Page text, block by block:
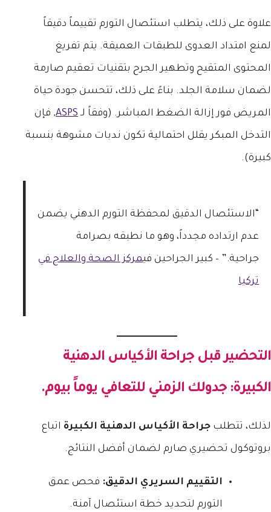
علاوة على ذلك، يتطلب استئصال التورم تقييماً دقيقاً
لمنع امتداد العدوى للطبقات العميقة. يتم تفريغ
المحتوى المتقيح وتطهير الجرح بتقنيات تعقيم صارمة
لضمان سلامة الجلد. بناءً على ذلك، تتحسن جودة حياة
المريض فور إزالة الضغط المباشر. (وفقاً لـ ASPS, فإن
التدخل المبكر يقلل احتمالية تكون ندبات مشوهة بنسبة
كبيرة).
“الاستئصال الدقيق لمحفظة التورم الدهني يضمن
عدم ارتداده مجدداً، وهو ما نطبقه بصرامة
جراحية.” – كبير الجراحين فيمركز الصحة والعلاج في
تركيا
التحضير قبل جراحة الأكياس الدهنية
الكبيرة: جدولك الزمني للتعافي يوماً بيوم.
لذلك، تتطلب جراحة الأكياس الدهنية الكبيرة اتباع
بروتوكول تحضيري صارم لضمان أفضل النتائج.
التقييم السريري الدقيق: فحص عمق
التورم لتحديد خطة استئصال آمنة.